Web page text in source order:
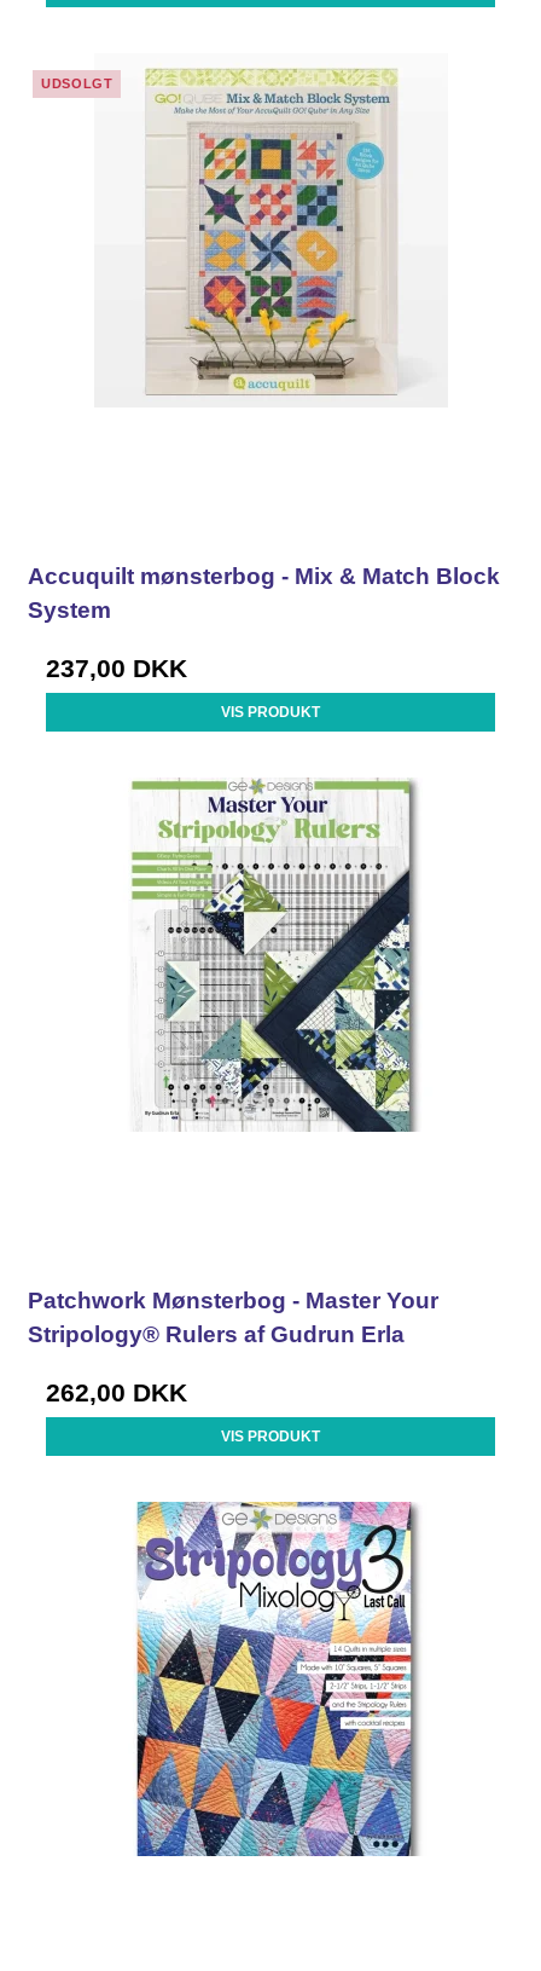
UDSOLGT
Accuquilt mønsterbog - Mix & Match Block
System
237,00 DKK
VIS PRODUKT
Patchwork Mønsterbog - Master Your
Stripology® Rulers af Gudrun Erla
262,00 DKK
VIS PRODUKT